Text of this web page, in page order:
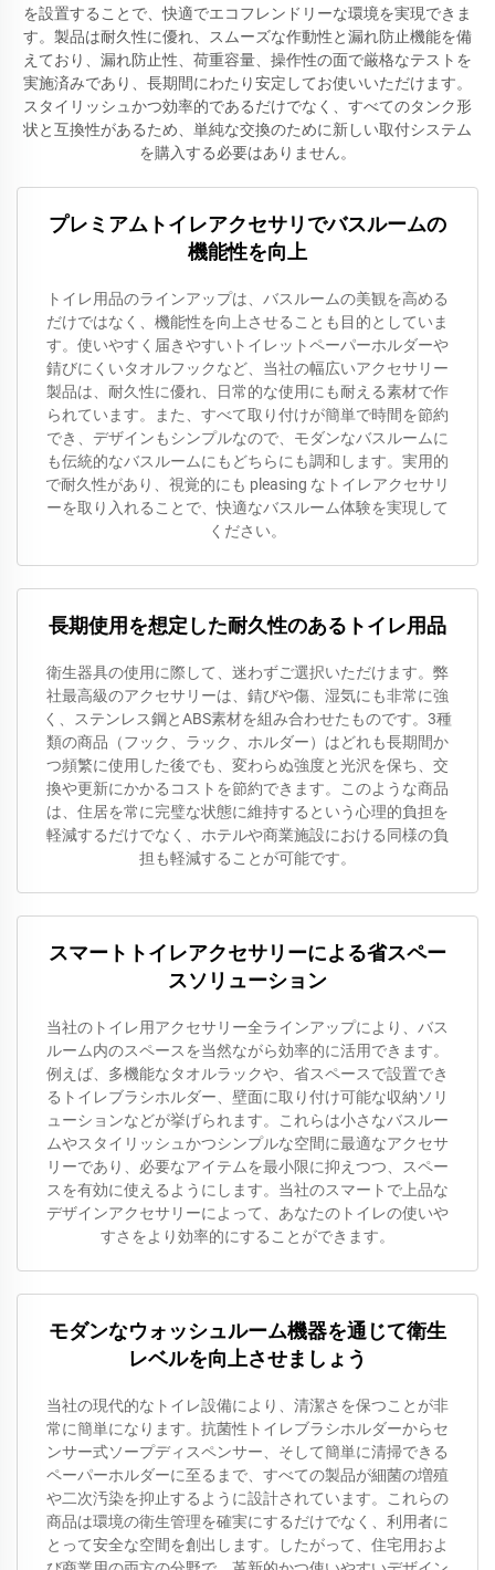
を設置することで、快適でエコフレンドリーな環境を実現できま
す。製品は耐久性に優れ、スムーズな作動性と漏れ防止機能を備
えており、漏れ防止性、荷重容量、操作性の面で厳格なテストを
実施済みであり、長期間にわたり安定してお使いいただけます。
スタイリッシュかつ効率的であるだけでなく、すべてのタンク形
状と互換性があるため、単純な交換のために新しい取付システム
を購入する必要はありません。
プレミアムトイレアクセサリでバスルームの
機能性を向上
トイレ用品のラインアップは、バスルームの美観を高める
だけではなく、機能性を向上させることも目的としていま
す。使いやすく届きやすいトイレットペーパーホルダーや
錆びにくいタオルフックなど、当社の幅広いアクセサリー
製品は、耐久性に優れ、日常的な使用にも耐える素材で作
られています。また、すべて取り付けが簡単で時間を節約
でき、デザインもシンプルなので、モダンなバスルームに
も伝統的なバスルームにもどちらにも調和します。実用的
で耐久性があり、視覚的にも pleasing なトイレアクセサリ
ーを取り入れることで、快適なバスルーム体験を実現して
ください。
長期使用を想定した耐久性のあるトイレ用品
衛生器具の使用に際して、迷わずご選択いただけます。弊
社最高級のアクセサリーは、錆びや傷、湿気にも非常に強
く、ステンレス鋼とABS素材を組み合わせたものです。3種
類の商品（フック、ラック、ホルダー）はどれも長期間か
つ頻繁に使用した後でも、変わらぬ強度と光沢を保ち、交
換や更新にかかるコストを節約できます。このような商品
は、住居を常に完璧な状態に維持するという心理的負担を
軽減するだけでなく、ホテルや商業施設における同様の負
担も軽減することが可能です。
スマートトイレアクセサリーによる省スペー
スソリューション
当社のトイレ用アクセサリー全ラインアップにより、バス
ルーム内のスペースを当然ながら効率的に活用できます。
例えば、多機能なタオルラックや、省スペースで設置でき
るトイレブラシホルダー、壁面に取り付け可能な収納ソリ
ューションなどが挙げられます。これらは小さなバスルー
ムやスタイリッシュかつシンプルな空間に最適なアクセサ
リーであり、必要なアイテムを最小限に抑えつつ、スペー
スを有効に使えるようにします。当社のスマートで上品な
デザインアクセサリーによって、あなたのトイレの使いや
すさをより効率的にすることができます。
モダンなウォッシュルーム機器を通じて衛生
レベルを向上させましょう
当社の現代的なトイレ設備により、清潔さを保つことが非
常に簡単になります。抗菌性トイレブラシホルダーからセ
ンサー式ソープディスペンサー、そして簡単に清掃できる
ペーパーホルダーに至るまで、すべての製品が細菌の増殖
や二次汚染を抑止するように設計されています。これらの
商品は環境の衛生管理を確実にするだけでなく、利用者に
とって安全な空間を創出します。したがって、住宅用およ